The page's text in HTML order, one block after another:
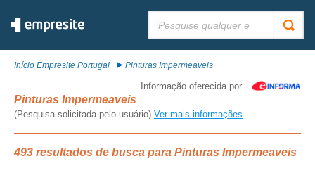
Início Empresite Portugal Pinturas Impermeaveis
Informação oferecida por
Pinturas Impermeaveis
(Pesquisa solicitada pelo usuário) Ver mais informações
493 resultados de busca para Pinturas Impermeaveis